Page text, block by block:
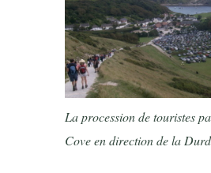
La procession de touristes
Cove en direction de la